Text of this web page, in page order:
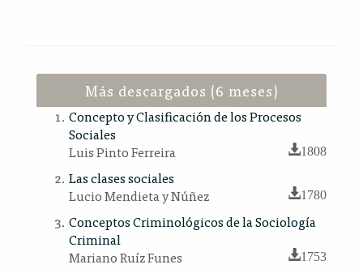
Más descargados (6 meses)
Concepto y Clasificación de los Procesos
Sociales
Luis Pinto Ferreira
1808
Las clases sociales
Lucio Mendieta y Núñez
1780
Conceptos Criminológicos de la Sociología
Criminal
Mariano Ruíz Funes
1753